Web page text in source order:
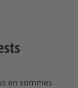
en sommes